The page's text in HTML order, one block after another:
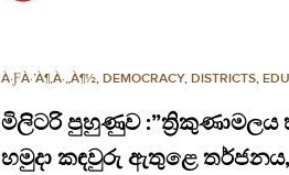
À·ƑÀ·’À¶‚À·„À¶½, DEMOCRACY, DISTRICTS,
මිලිටරි පුහුණුව :”ත්‍රිකුණාමලය
හමුදා කඳවුරු ඇතුළෙ